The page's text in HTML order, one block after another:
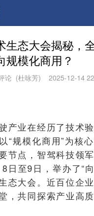
生态大会揭秘，
规模化商用？
论 (杜咏芳) 2025-12-14
产业在经历了技术
“规模化商用”为核
节点，智驾科技领
日至9日，举办了“
态大会。近百位企
，共同探索产业高